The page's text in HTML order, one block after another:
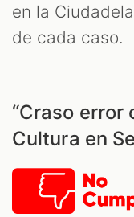
en la
de cada caso.
“Craso
Cultura en